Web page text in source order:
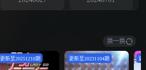
20240717
换一换
更新至20251210期 更新至20231104期 更